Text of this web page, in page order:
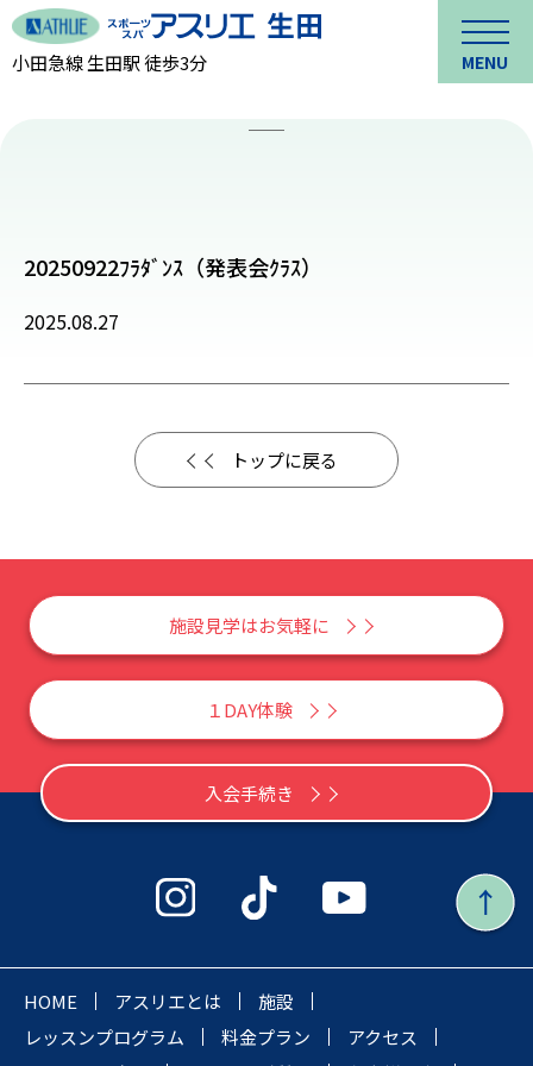
小田急線 生田駅 徒歩3分 MENU
20250922ﾌﾗﾀﾞﾝｽ（発表会ｸﾗｽ）
2025.08.27
トップに戻る
施設見学はお気軽に
１DAY体験
入会手続き
HOME アスリエとは
施設
レッスンプログラム
料金プラン
アクセス